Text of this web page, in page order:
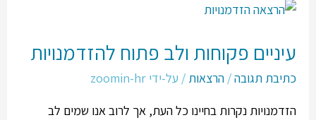
עיניים פקוחות ולב פתוח להזדמנויות
כתיבת תגובה/ הרצאות / על-ידי zoomin-hr
הזדמנויות נקרות בחיינו כל העת, אך לרוב אנו שמים לב